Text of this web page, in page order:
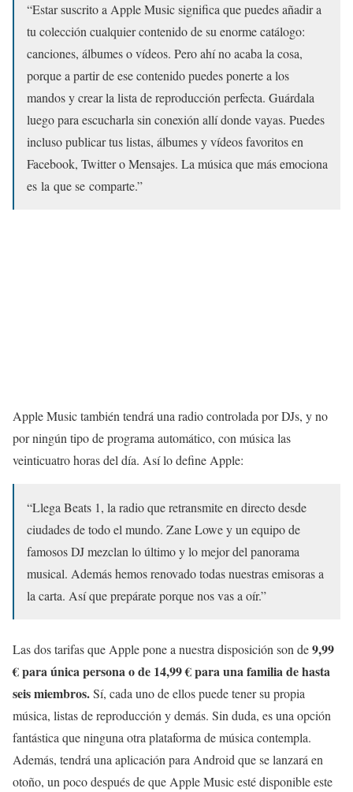
“Estar suscrito a Apple Music significa que puedes añadir a
tu colección cualquier contenido de su enorme catálogo:
canciones, álbumes o vídeos. Pero ahí no acaba la cosa,
porque a partir de ese contenido puedes ponerte a los
mandos y crear la lista de reproducción perfecta. Guárdala
luego para escucharla sin conexión allí donde vayas. Puedes
incluso publicar tus listas, álbumes y vídeos favoritos en
Facebook, Twitter o Mensajes. La música que más emociona
es la que se comparte.”
Apple Music también tendrá una radio controlada por DJs, y no
por ningún tipo de programa automático, con música las
veinticuatro horas del día. Así lo define Apple:
“Llega Beats 1, la radio que retransmite en directo desde
ciudades de todo el mundo. Zane Lowe y un equipo de
famosos DJ mezclan lo último y lo mejor del panorama
musical. Además hemos renovado todas nuestras emisoras a
la carta. Así que prepárate porque nos vas a oír.”
Las dos tarifas que Apple pone a nuestra disposición son de9,99
€ para única persona o de 14,99 € para una familia de hasta
seis miembros.Sí, cada uno de ellos puede tener su propia
música, listas de reproducción y demás. Sin duda, es una opción
fantástica que ninguna otra plataforma de música contempla.
Además, tendrá una aplicación para Android que se lanzará en
otoño, un poco después de que Apple Music esté disponible este